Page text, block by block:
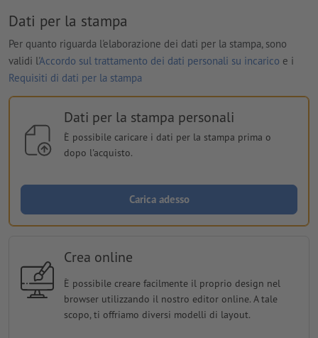
Dati per la stampa
Per quanto riguarda l'elaborazione dei dati per la stampa, sono
validi l'Accordo sul trattamento dei dati personali su incarico e i
Requisiti di dati per la stampa
Dati per la stampa personali
È possibile caricare i dati per la stampa prima o
dopo l'acquisto.
Carica adesso
Crea online
È possibile creare facilmente il proprio design nel
browser utilizzando il nostro editor online. A tale
scopo, ti offriamo diversi modelli di layout.